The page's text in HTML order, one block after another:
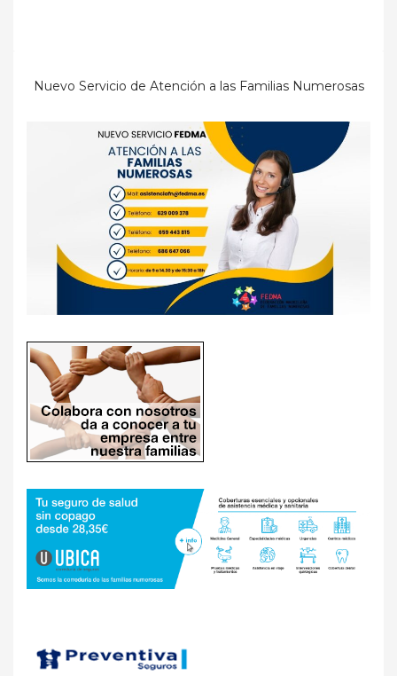
Nuevo Servicio de Atención a las Familias Numerosas